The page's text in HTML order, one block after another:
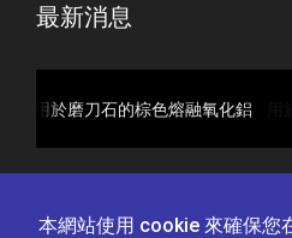
本網站使用 cookie 來確保您
最新消息
的棕色熔融氧化鋁 用於砂輪片的棕色